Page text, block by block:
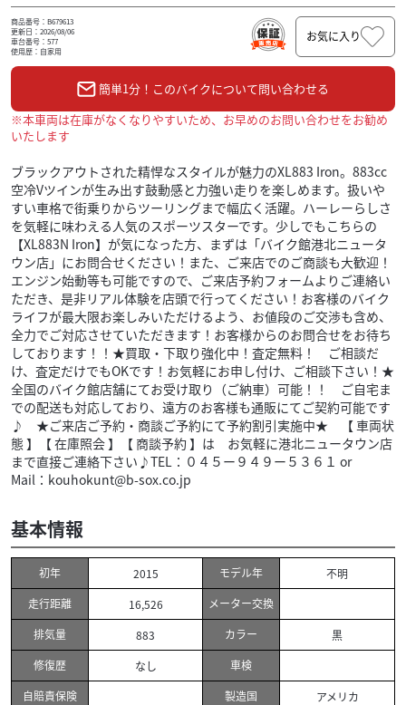
商品番号：B679613
更新日：2026/08/06
車台番号：577
使用歴：自家用
お気に入り
簡単1分！このバイクについて問い合わせる
※本車両は在庫がなくなりやすいため、お早めのお問い合わせをお勧め
いたします
ブラックアウトされた精悍なスタイルが魅力のXL883 Iron。883cc
空冷Vツインが生み出す鼓動感と力強い走りを楽しめます。扱いや
すい車格で街乗りからツーリングまで幅広く活躍。ハーレーらしさ
を気軽に味わえる人気のスポーツスターです。少しでもこちらの
【XL883N Iron】が気になった方、まずは「バイク館港北ニュータ
ウン店」にお問合せください！また、ご来店でのご商談も大歓迎！
エンジン始動等も可能ですので、ご来店予約フォームよりご連絡い
ただき、是非リアル体験を店頭で行ってください！お客様のバイク
ライフが最大限お楽しみいただけるよう、お値段のご交渉も含め、
全力でご対応させていただきます！お客様からのお問合せをお待ち
しております！！★買取・下取り強化中！査定無料！ ご相談だ
け、査定だけでもOKです！お気軽にお申し付け、ご相談下さい！★
全国のバイク館店舗にてお受け取り（ご納車）可能！！ ご自宅ま
での配送も対応しており、遠方のお客様も通販にてご契約可能です
♪ ★ご来店ご予約・商談ご予約にて予約割引実施中★ 【 車両状
態 】【 在庫照会 】【 商談予約 】は お気軽に港北ニュータウン店
まで直接ご連絡下さい♪TEL：０４５ー９４９ー５３６１ or
Mail：kouhokunt@b-sox.co.jp
基本情報
初年 2015 モデル年
不明
走行距離
16,526
メーター交換
排気量
883 カラー
黒
修復歴
なし
車検
自賠責保険
製造国
アメリカ